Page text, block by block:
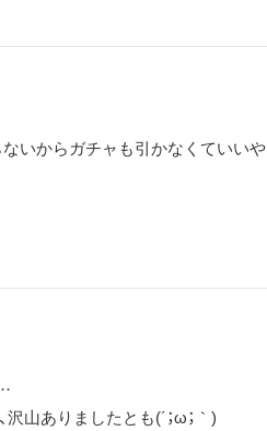
いからガチャも引かなくていいや
山ありましたとも(´；ω；｀)